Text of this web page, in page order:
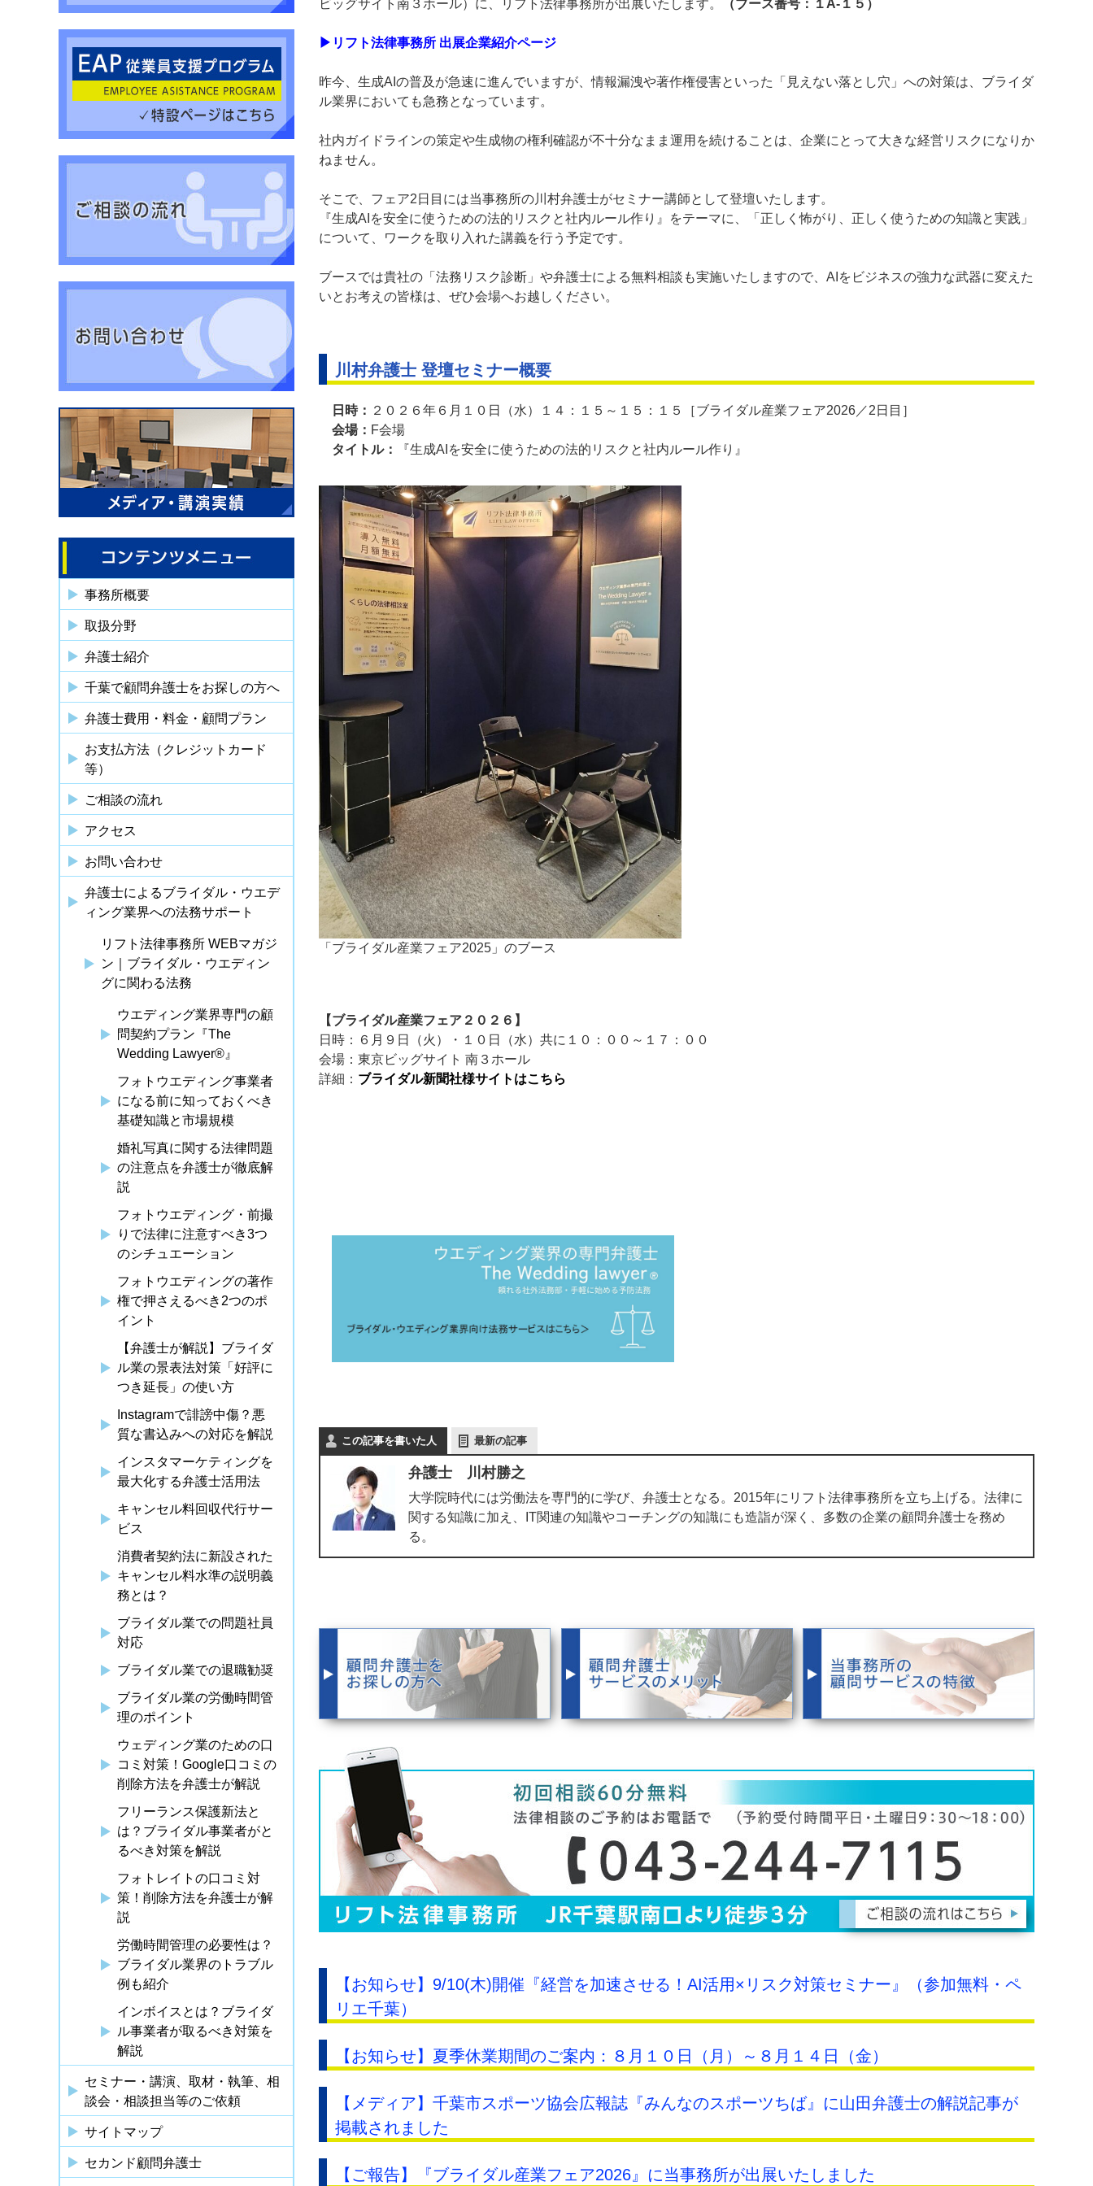
ビッグサイト南３ホール）に、リフト法律事務所が出展いたします。 （ブース番号：１A-１５）
▶リフト法律事務所 出展企業紹介ページ
昨今、生成AIの普及が急速に進んでいますが、情報漏洩や著作権侵害といった「見えない落とし穴」への対策は、ブライダ
ル業界においても急務となっています。
社内ガイドラインの策定や生成物の権利確認が不十分なまま運用を続けることは、企業にとって大きな経営リスクになりか
ねません。
そこで、フェア2日目には当事務所の川村弁護士がセミナー講師として登壇いたします。
『生成AIを安全に使うための法的リスクと社内ルール作り』をテーマに、「 正しく怖がり、正しく使うための知識と実践」
について、ワークを取り入れた講義を行う予定です。
ブースでは貴社の「法務リスク診断」や弁護士による無料相談も実施いたしますので、AIをビジネスの強力な武器に変えた
いとお考えの皆様は、ぜひ会場へお越しください。
川村弁護士 登壇セミナー概要
日時： ２０２６年６月１０日（水）１４：１５～１５：１５［ブライダル産業フェア2026／2日目］
会場： F会場
タイトル：
『生成AIを安全に使うための法的リスクと社内ルール作り』
「ブライダル産業フェア2025」のブース
【ブライダル産業フェア２０２６】
日時：６月９日（火）・１０日（水）共に１０：００～１７：００
会場：東京ビッグサイト 南３ホール
詳細： ブライダル新聞社様サイトはこちら
この記事を書いた人 最新の記事
弁護士 川村勝之
大学院時代には労働法を専門的に学び、弁護士となる。2015年にリフト法律事務所を立ち上げる。法律に
関する知識に加え、IT関連の知識やコーチングの知識にも造詣が深く、多数の企業の顧問弁護士を務め
る。
【お知らせ】9/10(木)開催『経営を加速させる！AI活用×リスク対策セミナー』（参加無料・ペ
リエ千葉）
【お知らせ】夏季休業期間のご案内：８月１０日（月）～８月１４日（金）
【メディア】千葉市スポーツ協会広報誌『みんなのスポーツちば』に山田弁護士の解説記事が
掲載されました
【ご報告】『ブライダル産業フェア2026』に当事務所が出展いたしました
事務所概要
取扱分野
弁護士紹介
千葉で顧問弁護士をお探しの方へ
弁護士費用・料金・顧問プラン
お支払方法（クレジットカード
等）
ご相談の流れ
アクセス
お問い合わせ
弁護士によるブライダル・ウエデ
ィング業界への法務サポート
リフト法律事務所 WEBマガジ
ン｜ブライダル・ウエディン
グに関わる法務
ウエディング業界専門の顧
問契約プラン『The
Wedding Lawyer®』
フォトウエディング事業者
になる前に知っておくべき
基礎知識と市場規模
婚礼写真に関する法律問題
の注意点を弁護士が徹底解
説
フォトウエディング・前撮
りで法律に注意すべき3つ
のシチュエーション
フォトウエディングの著作
権で押さえるべき2つのポ
イント
【弁護士が解説】ブライダ
ル業の景表法対策「好評に
つき延長」の使い方
Instagramで誹謗中傷？悪
質な書込みへの対応を解説
インスタマーケティングを
最大化する弁護士活用法
キャンセル料回収代行サー
ビス
消費者契約法に新設された
キャンセル料水準の説明義
務とは？
ブライダル業での問題社員
対応
ブライダル業での退職勧奨
ブライダル業の労働時間管
理のポイント
ウェディング業のための口
コミ対策！Google口コミの
削除方法を弁護士が解説
フリーランス保護新法と
は？ブライダル事業者がと
るべき対策を解説
フォトレイトの口コミ対
策！削除方法を弁護士が解
説
労働時間管理の必要性は？
ブライダル業界のトラブル
例も紹介
インボイスとは？ブライダ
ル事業者が取るべき対策を
解説
セミナー・講演、取材・執筆、相
談会・相談担当等のご依頼
サイトマップ
セカンド顧問弁護士